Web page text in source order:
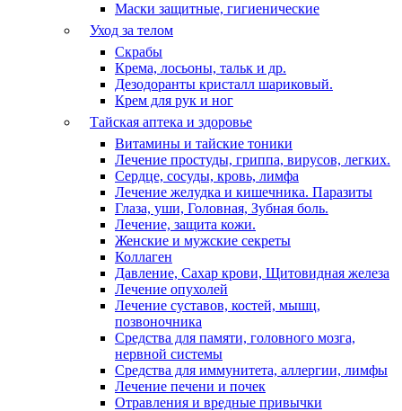
Маски защитные, гигиенические
Уход за телом
Скрабы
Крема, лосьоны, тальк и др.
Дезодоранты кристалл шариковый.
Крем для рук и ног
Тайская аптека и здоровье
Витамины и тайские тоники
Лечение простуды, гриппа, вирусов, легких.
Сердце, сосуды, кровь, лимфа
Лечение желудка и кишечника. Паразиты
Глаза, уши, Головная, Зубная боль.
Лечение, защита кожи.
Женские и мужские секреты
Коллаген
Давление, Сахар крови, Щитовидная железа
Лечение опухолей
Лечение суставов, костей, мышц,
позвоночника
Средства для памяти, головного мозга,
нервной системы
Средства для иммунитета, аллергии, лимфы
Лечение печени и почек
Отравления и вредные привычки